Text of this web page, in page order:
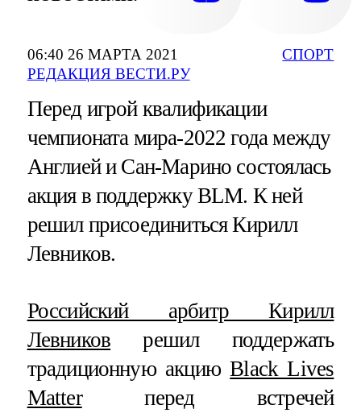
06:40 26 МАРТА 2021
РЕДАКЦИЯ ВЕСТИ.РУ
СПОРТ
Перед игрой квалификации
чемпионата мира-2022 года между
Англией и Сан-Марино состоялась
акция в поддержку BLM. К ней
решил присоединиться Кирилл
Левников.
Российский арбитр Кирилл
Левников решил поддержать
традиционную акциюBlack Lives
Matterперед встречей